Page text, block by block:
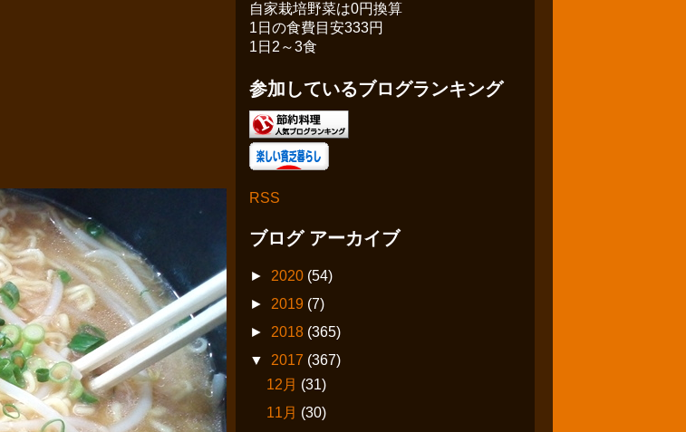
自家栽培野菜は0円換算
1日の食費目安333円
1日2～3食
参加しているブログランキング
RSS
ブログ アーカイブ
► 2020 (54)
► 2019 (7)
► 2018 (365)
▼ 2017 (367)
12月 (31)
11月 (30)